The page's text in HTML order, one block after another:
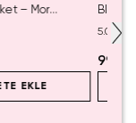
– Mor
EKLE
Blind
5.0